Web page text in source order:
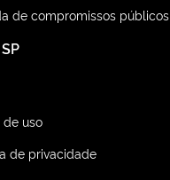
de compromissos públicos
de uso
de privacidade